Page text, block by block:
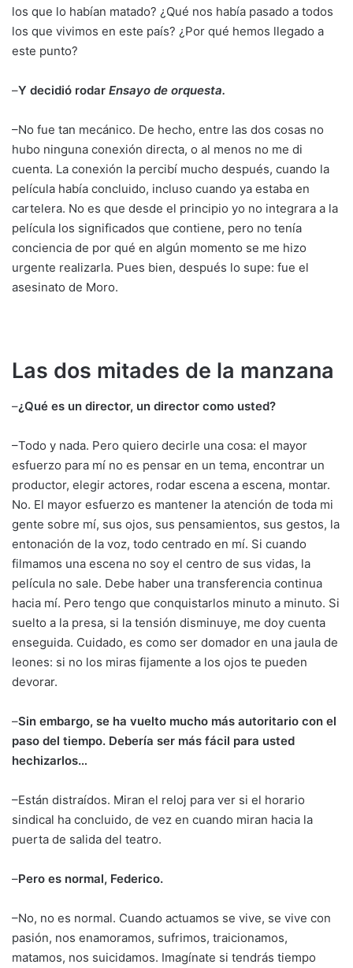
los que lo habían matado? ¿Qué nos había pasado a todos
los que vivimos en este país? ¿Por qué hemos llegado a
este punto?
–Y decidió rodar Ensayo de orquesta.
–No fue tan mecánico. De hecho, entre las dos cosas no
hubo ninguna conexión directa, o al menos no me di
cuenta. La conexión la percibí mucho después, cuando la
película había concluido, incluso cuando ya estaba en
cartelera. No es que desde el principio yo no integrara a la
película los significados que contiene, pero no tenía
conciencia de por qué en algún momento se me hizo
urgente realizarla. Pues bien, después lo supe: fue el
asesinato de Moro.
Las dos mitades de la manzana
–¿Qué es un director, un director como usted?
–Todo y nada. Pero quiero decirle una cosa: el mayor
esfuerzo para mí no es pensar en un tema, encontrar un
productor, elegir actores, rodar escena a escena, montar.
No. El mayor esfuerzo es mantener la atención de toda mi
gente sobre mí, sus ojos, sus pensamientos, sus gestos, la
entonación de la voz, todo centrado en mí. Si cuando
filmamos una escena no soy el centro de sus vidas, la
película no sale. Debe haber una transferencia continua
hacia mí. Pero tengo que conquistarlos minuto a minuto. Si
suelto a la presa, si la tensión disminuye, me doy cuenta
enseguida. Cuidado, es como ser domador en una jaula de
leones: si no los miras fijamente a los ojos te pueden
devorar.
–Sin embargo, se ha vuelto mucho más autoritario con el
paso del tiempo. Debería ser más fácil para usted
hechizarlos…
–Están distraídos. Miran el reloj para ver si el horario
sindical ha concluido, de vez en cuando miran hacia la
puerta de salida del teatro.
–Pero es normal, Federico.
–No, no es normal. Cuando actuamos se vive, se vive con
pasión, nos enamoramos, sufrimos, traicionamos,
matamos, nos suicidamos. Imagínate si tendrás tiempo